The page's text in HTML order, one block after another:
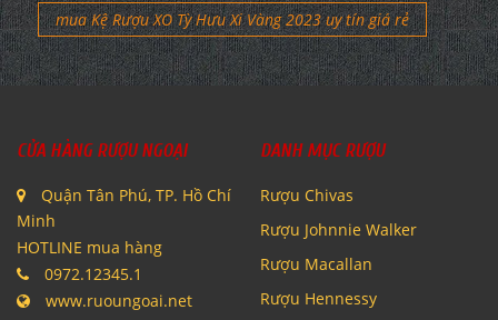
mua Kệ Rượu XO Tỳ Hưu Xi Vàng 2023 uy tín giá rẻ
CỬA HÀNG RƯỢU NGOẠI
Quận Tân Phú, TP. Hồ Chí
Minh
HOTLINE mua hàng
0972.12345.1
www.ruoungoai.net
DANH MỤC RƯỢU
Rượu Chivas
Rượu Johnnie Walker
Rượu Macallan
Rượu Hennessy